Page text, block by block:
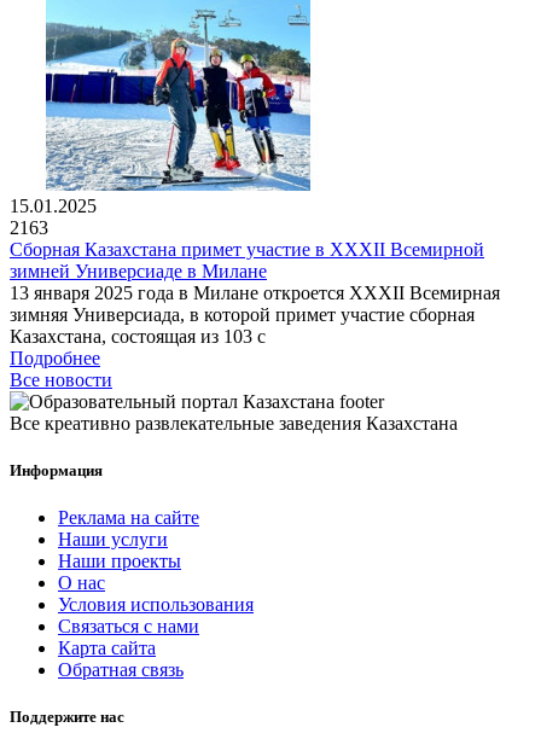
15.01.2025
2163
Сборная Казахстана примет участие в XXXII Всемирной
зимней Универсиаде в Милане
13 января 2025 года в Милане откроется XXXII Всемирная
зимняя Универсиада, в которой примет участие сборная
Казахстана, состоящая из 103 с
Подробнее
Все новости
Все креативно развлекательные заведения Казахстана
Информация
Реклама на сайте
Наши услуги
Наши проекты
О нас
Условия использования
Связаться с нами
Карта сайта
Обратная связь
Поддержите нас